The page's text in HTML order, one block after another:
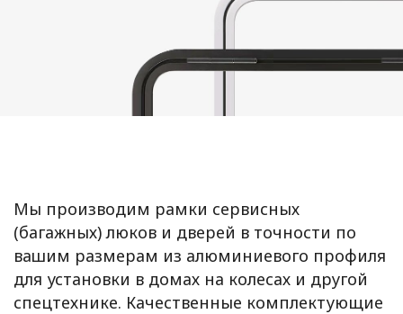
Мы производим рамки сервисных
(багажных) люков и дверей в точности по
вашим размерам из алюминиевого профиля
для установки в домах на колесах и другой
спецтехнике. Качественные комплектующие